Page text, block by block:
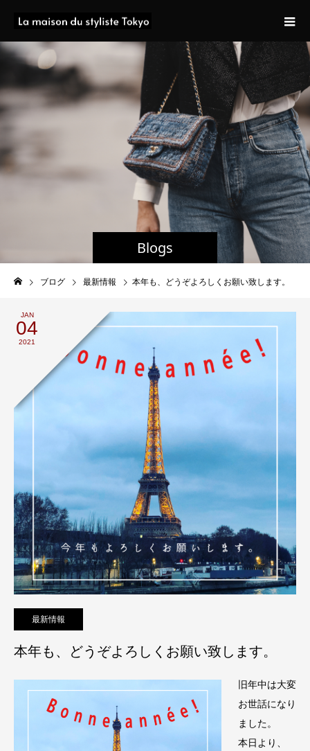
Blogs
ブログ 最新情報 本年も、どうぞよろしくお願い致します。
JAN
04
2021
最新情報
本年も、どうぞよろしくお願い致します。
旧年中は大変
お世話になり
ました。
本日より、